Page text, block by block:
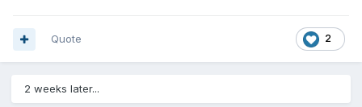
2
Quote
2 weeks later...